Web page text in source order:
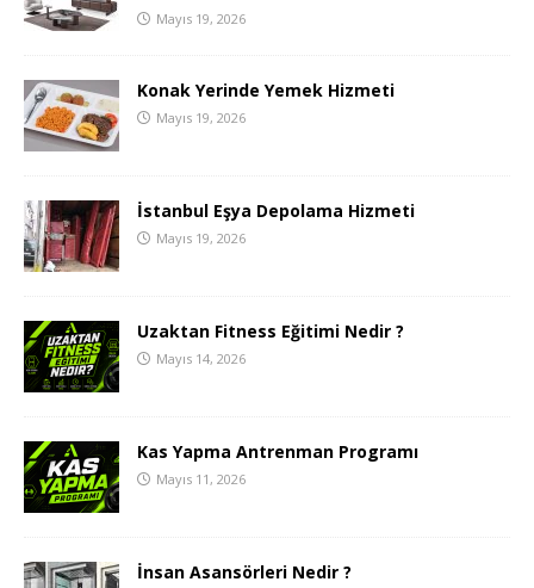
Mayıs 19, 2026
Konak Yerinde Yemek Hizmeti
Mayıs 19, 2026
İstanbul Eşya Depolama Hizmeti
Mayıs 19, 2026
Uzaktan Fitness Eğitimi Nedir ?
Mayıs 14, 2026
Kas Yapma Antrenman Programı
Mayıs 11, 2026
İnsan Asansörleri Nedir ?